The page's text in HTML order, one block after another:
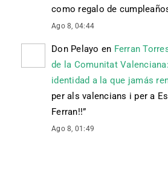
como regalo de
Ago 8, 04:44
Don Pelayo en Ferran
de la Comunitat
identidad a la que jamás
per als valencians i per a
Ferran!!”
Ago 8, 01:49